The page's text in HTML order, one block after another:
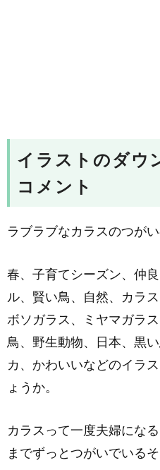
イラストのダウ
コメント
ラブラブなカラスのつが
春、子育てシーズン、仲
ル、賢い鳥、自然、カラ
ボソガラス、ミヤマガラ
鳥、野生動物、日本、黒
カ、かわいいなどのイラ
ょうか。
カラスって一度夫婦にな
までずっとつがいでいるそ